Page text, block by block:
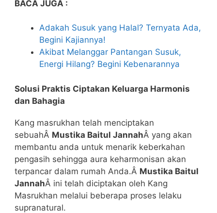
BACA JUGA :
Adakah Susuk yang Halal? Ternyata Ada,
Begini Kajiannya!
Akibat Melanggar Pantangan Susuk,
Energi Hilang? Begini Kebenarannya
Solusi Praktis Ciptakan Keluarga Harmonis
dan Bahagia
Kang masrukhan telah menciptakan
sebuahÂ Mustika Baitul JannahÂ yang akan
membantu anda untuk menarik keberkahan
pengasih sehingga aura keharmonisan akan
terpancar dalam rumah Anda.Â Mustika Baitul
JannahÂ ini telah diciptakan oleh Kang
Masrukhan melalui beberapa proses lelaku
supranatural.